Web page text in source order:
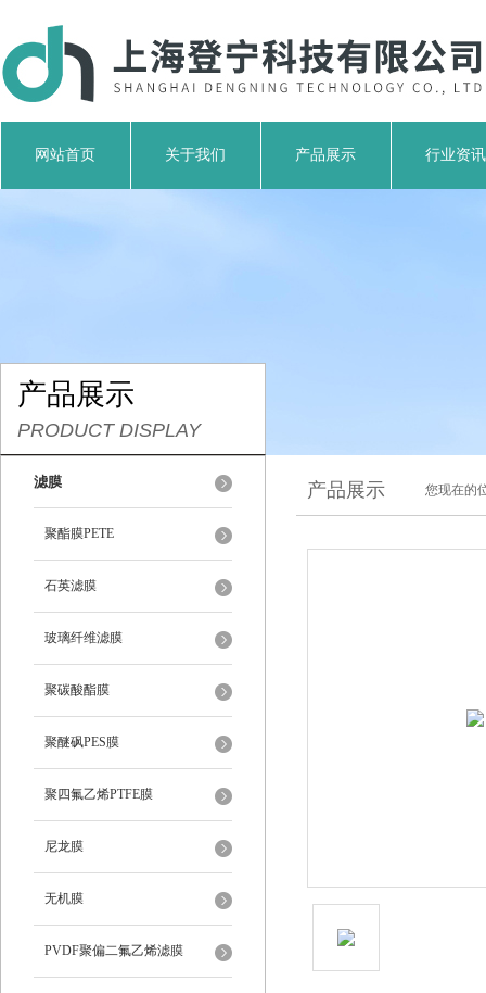
网站首页 关于我们 产品展示 行业资讯
产品展示
PRODUCT DISPLAY
滤膜
聚酯膜PETE
石英滤膜
玻璃纤维滤膜
聚碳酸酯膜
聚醚砜PES膜
聚四氟乙烯PTFE膜
尼龙膜
无机膜
PVDF聚偏二氟乙烯滤膜
产品展示 您现在的